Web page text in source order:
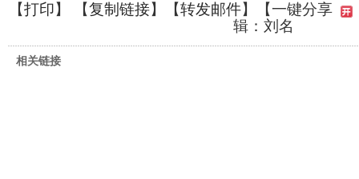
【打印】 【复制链接】【转发邮件】
【一键分享
辑：刘名
相关链接